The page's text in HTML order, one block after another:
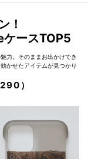
！
ケースTOP5
力。そのままお出かけでき
かせたアイテムが見つかり
）